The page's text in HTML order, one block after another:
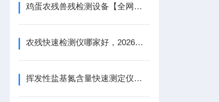
鸡蛋农残兽残检测设备【全网热销】鸡蛋农残兽残检测设备
农残快速检测仪哪家好，2026农贸市场学校食堂果蔬农残检测设备厂家选购攻略
挥发性盐基氮含量快速测定仪器设备使用要点有哪些